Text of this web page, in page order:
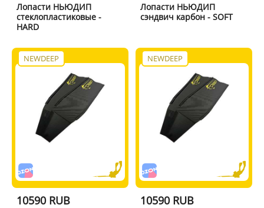
Лопасти НЬЮДИП
стеклопластиковые -
HARD
Лопасти НЬЮДИП
сэндвич карбон - SOFT
NEWDEEP
10590 RUB
NEWDEEP
10590 RUB